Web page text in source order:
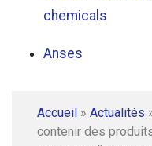
chemicals
Anses
Accueil » Actualités
contenir des